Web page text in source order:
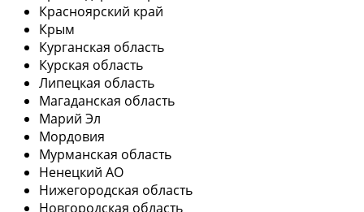
Красноярский край
Крым
Курганская область
Курская область
Липецкая область
Магаданская область
Марий Эл
Мордовия
Мурманская область
Ненецкий АО
Нижегородская область
Новгородская область